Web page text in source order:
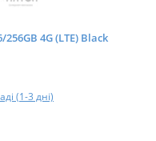
4G (LTE) Black
(1-3 дні)